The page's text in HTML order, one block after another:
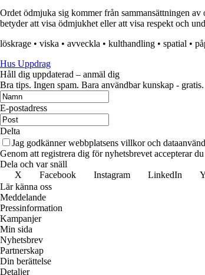
Ordet ödmjuka sig kommer från sammansättningen
betyder att visa ödmjukhet eller att visa respekt och
löskrage • viska • avveckla • kulthandling • spatial •
Hus Uppdrag
Håll dig uppdaterad – anmäl dig
Bra tips. Ingen spam. Bara användbar kunskap - gratis.
E-postadress
Delta
Jag godkänner webbplatsens villkor och
Genom att registrera dig för nyhetsbrevet accepterar
Dela och var snäll
X
Facebook Instagram LinkedIn
Lär känna oss
Meddelande
Pressinformation
Kampanjer
Min sida
Nyhetsbrev
Partnerskap
Din berättelse
Detaljer